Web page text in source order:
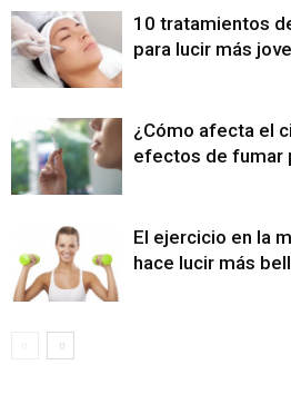
10 tratamientos
para lucir más
¿Cómo afecta el
efectos de fumar
El ejercicio en la
hace lucir más